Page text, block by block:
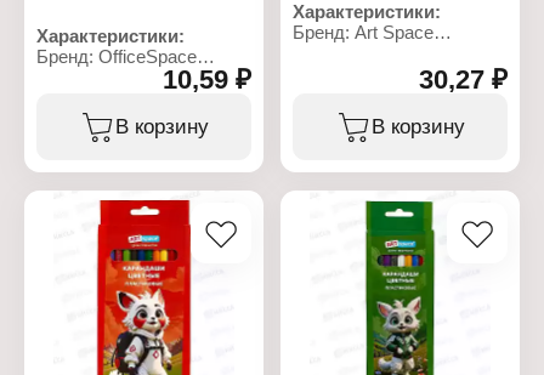
Характеристики:
Бренд: OfficeSpace
Артикул: SN25_21801
Тип товара: Закладки
Вариация:
самоклеящиеся
Количество: 4х25 шт
Материал: бумага
10,59 ₽
В корзину
Характеристики:
Бренд: Art Space
Тип товара: Набор
Цвет грифеля: цветные
Модель: "Отважная
Количество цветов: 6
цветов
Диаметр грифеля: 2,65
Длина корпуса: 175 мм
Диаметр корпуса: 7 мм
Материал: пластик
Форма корпуса:
шестигранная
Упаковка: в коробке
30,27 ₽
В корзину